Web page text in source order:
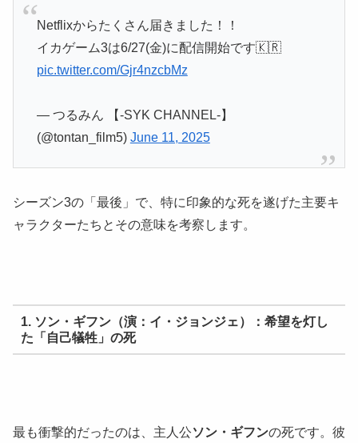
Netflixからたくさん届きました！！
イカゲーム3は6/27(金)に配信開始です🇰🇷
pic.twitter.com/Gjr4nzcbMz
— つるみん 【-SYK CHANNEL-】
(@tontan_film5) June 11, 2025
シーズン3の「最後」で、特に印象的な死を遂げた主要キ
ャラクターたちとその意味を考察します。
1. ソン・ギフン（演：イ・ジョンジェ）：希望を灯し
た「自己犠牲」の死
最も衝撃的だったのは、主人公ソン・ギフンの死です。彼